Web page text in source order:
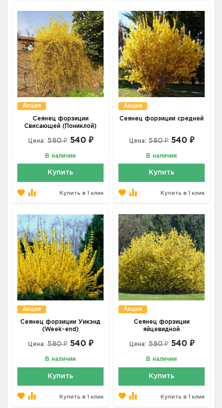
Акция
Сеянец форзиции
Свисающей (Пониклой)
Цена: 580 ₽ 540 ₽
В наличии
Купить
Купить в 1 клик
Акция
Сеянец форзиции средней
Цена: 580 ₽ 540 ₽
В наличии
Купить
Купить в 1 клик
Акция
Сеянец форзиции Уикэнд
(Week-end)
Цена: 580 ₽ 540 ₽
В наличии
Купить
Купить в 1 клик
Акция
Сеянец форзиции
яйцевидной
Цена: 580 ₽ 540 ₽
В наличии
Купить
Купить в 1 клик